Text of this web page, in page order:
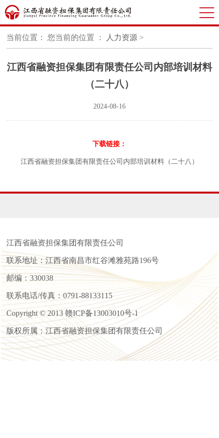
当前位置： 您当前的位置 ： 人力资源 >
江西省融资担保集团有限责任公司内部培训材料
（二十八）
2024-08-16
下载链接：
江西省融资担保集团有限责任公司内部培训材料（二十八）
江西省融资担保集团有限责任公司
联系地址：江西省南昌市红谷滩雅苑路196号
邮编：330038
联系电话/传真：0791-88133115
Copyright © 2013 赣ICP备13003010号-1
版权所属：江西省融资担保集团有限责任公司